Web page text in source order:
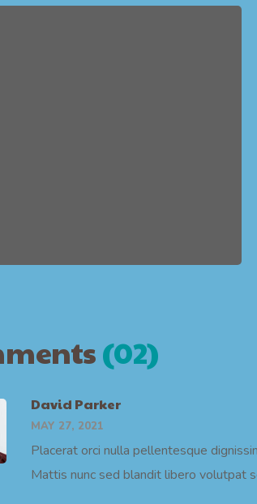
(02)
David Parker
MAY 27, 2021
Placerat orci nulla pellentesque
Mattis nunc sed blandit libero volutpat